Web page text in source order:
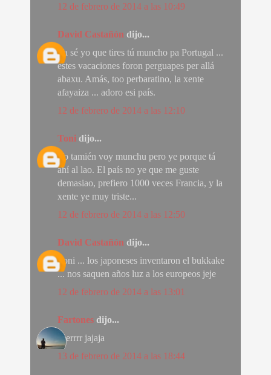
12 de febrero de 2014 a las 10:49
David Castañón dijo...
Ya sé yo que tires tú muncho pa Portugal ...
estes vacaciones foron perguapes per allá
abaxu. Amás, too perbaratino, la xente
afayaiza ... adoro esi país.
12 de febrero de 2014 a las 12:10
Toni dijo...
Yo tamién voy munchu pero ye porque tá
ahí al lao. El país no ye que me guste
demasiao, prefiero 1000 veces Francia, y la
xente ye muy triste...
12 de febrero de 2014 a las 12:50
David Castañón dijo...
Toni ... los japoneses inventaron el bukkake
... nos saquen años luz a los europeos jeje
12 de febrero de 2014 a las 13:01
Fartones dijo...
Joerrrr jajaja
13 de febrero de 2014 a las 18:44